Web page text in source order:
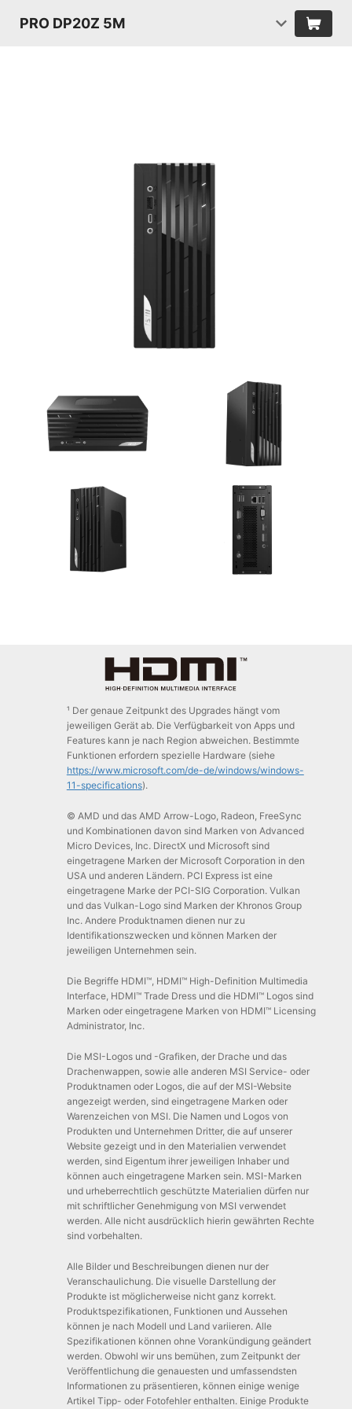
PRO DP20Z 5M
¹ Der genaue Zeitpunkt des Upgrades hängt vom
jeweiligen Gerät ab. Die Verfügbarkeit von Apps und
Features kann je nach Region abweichen. Bestimmte
Funktionen erfordern spezielle Hardware (siehe
https://www.microsoft.com/de-de/windows/windows-
11-specifications).
© AMD und das AMD Arrow-Logo, Radeon, FreeSync
und Kombinationen davon sind Marken von Advanced
Micro Devices, Inc. DirectX und Microsoft sind
eingetragene Marken der Microsoft Corporation in den
USA und anderen Ländern. PCI Express ist eine
eingetragene Marke der PCI-SIG Corporation. Vulkan
und das Vulkan-Logo sind Marken der Khronos Group
Inc. Andere Produktnamen dienen nur zu
Identifikationszwecken und können Marken der
jeweiligen Unternehmen sein.
Die Begriffe HDMI™, HDMI™ High-Definition Multimedia
Interface, HDMI™ Trade Dress und die HDMI™ Logos sind
Marken oder eingetragene Marken von HDMI™ Licensing
Administrator, Inc.
Die MSI-Logos und -Grafiken, der Drache und das
Drachenwappen, sowie alle anderen MSI Service- oder
Produktnamen oder Logos, die auf der MSI-Website
angezeigt werden, sind eingetragene Marken oder
Warenzeichen von MSI. Die Namen und Logos von
Produkten und Unternehmen Dritter, die auf unserer
Website gezeigt und in den Materialien verwendet
werden, sind Eigentum ihrer jeweiligen Inhaber und
können auch eingetragene Marken sein. MSI-Marken
und urheberrechtlich geschützte Materialien dürfen nur
mit schriftlicher Genehmigung von MSI verwendet
werden. Alle nicht ausdrücklich hierin gewährten Rechte
sind vorbehalten.
Alle Bilder und Beschreibungen dienen nur der
Veranschaulichung. Die visuelle Darstellung der
Produkte ist möglicherweise nicht ganz korrekt.
Produktspezifikationen, Funktionen und Aussehen
können je nach Modell und Land variieren. Alle
Spezifikationen können ohne Vorankündigung geändert
werden. Obwohl wir uns bemühen, zum Zeitpunkt der
Veröffentlichung die genauesten und umfassendsten
Informationen zu präsentieren, können einige wenige
Artikel Tipp- oder Fotofehler enthalten. Einige Produkte